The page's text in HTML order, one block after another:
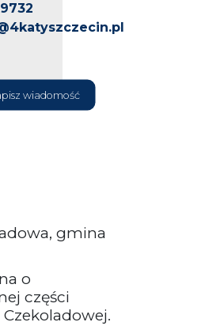
wiadomość
gmina
o
części